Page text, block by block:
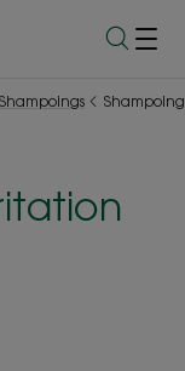
Shampoings